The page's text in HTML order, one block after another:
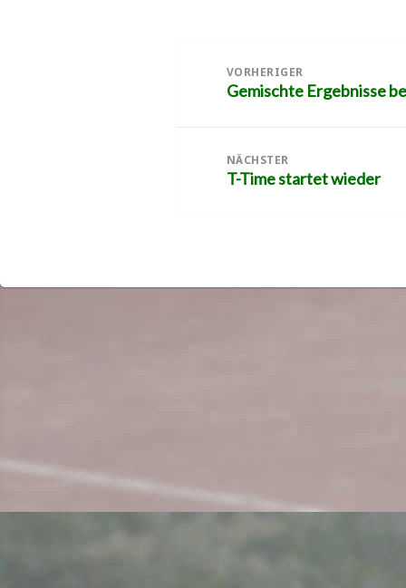
VORHERIGER
Vorheriger
Gemischte Ergebnisse
NÄCHSTER
Nächster
T-Time startet wieder